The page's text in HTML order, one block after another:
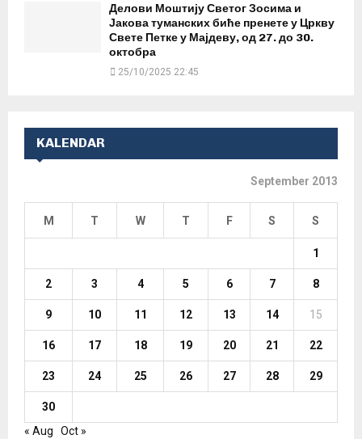
Делови Моштију Светог Зосима и
Јакова туманских биће пренете у Цркву
Свете Петке у Мајдеву, од 27. до 30.
октобра
25/10/2025 22:45
KALENDAR
September 2013
M T W T F S S
1
2 3 4 5 6 7 8
9 10 11 12 13 14 15
16 17 18 19 20 21 22
23 24 25 26 27 28 29
30
« Aug
Oct »